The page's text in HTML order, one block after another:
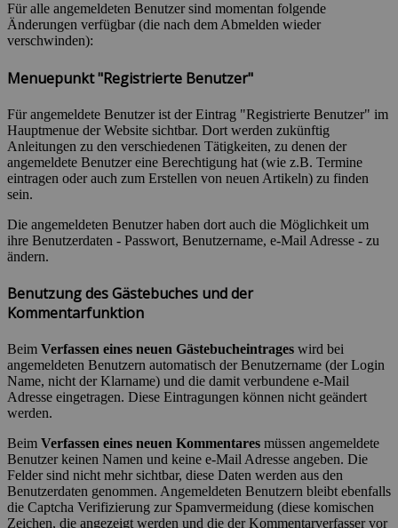
Für alle angemeldeten Benutzer sind momentan folgende
Änderungen verfügbar (die nach dem Abmelden wieder
verschwinden):
Menuepunkt "Registrierte Benutzer"
Für angemeldete Benutzer ist der Eintrag "Registrierte Benutzer" im
Hauptmenue der Website sichtbar. Dort werden zukünftig
Anleitungen zu den verschiedenen Tätigkeiten, zu denen der
angemeldete Benutzer eine Berechtigung hat (wie z.B. Termine
eintragen oder auch zum Erstellen von neuen Artikeln) zu finden
sein.
Die angemeldeten Benutzer haben dort auch die Möglichkeit um
ihre Benutzerdaten - Passwort, Benutzername, e-Mail Adresse - zu
ändern.
Benutzung des Gästebuches und der
Kommentarfunktion
Beim Verfassen eines neuen Gästebucheintrages wird bei
angemeldeten Benutzern automatisch der Benutzername (der Login
Name, nicht der Klarname) und die damit verbundene e-Mail
Adresse eingetragen. Diese Eintragungen können nicht geändert
werden.
Beim Verfassen eines neuen Kommentares müssen angemeldete
Benutzer keinen Namen und keine e-Mail Adresse angeben. Die
Felder sind nicht mehr sichtbar, diese Daten werden aus den
Benutzerdaten genommen. Angemeldeten Benutzern bleibt ebenfalls
die Captcha Verifizierung zur Spamvermeidung (diese komischen
Zeichen, die angezeigt werden und die der Kommentarverfasser vor